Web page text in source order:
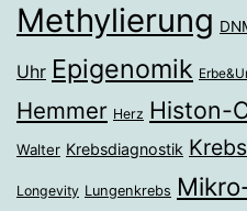
Methylierung
Uhr Epigenomik
Hemmer Herz Histon-
Walter Krebsdiagnostik
Longevity Lungenkrebs